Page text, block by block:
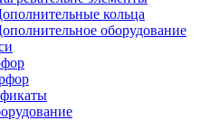
кольца
оборудование